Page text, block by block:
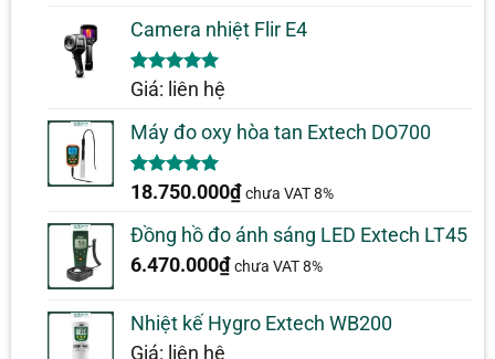
Camera nhiệt Flir E4
5.00trên 5
1
đánh giá
Giá: liên hệ
Máy đo oxy hòa tan Extech DO700
5.00trên 5
1
đánh giá
18.750.000₫ chưa VAT 8%
Đồng hồ đo ánh sáng LED Extech LT45
6.470.000₫ chưa VAT 8%
Nhiệt kế Hygro Extech WB200
Giá: liên hệ